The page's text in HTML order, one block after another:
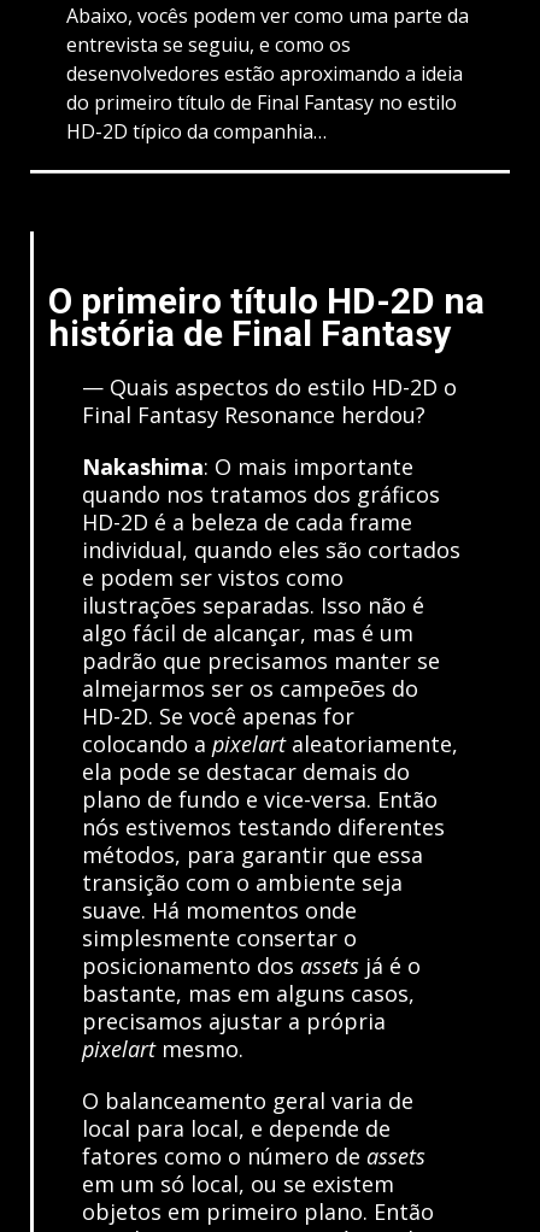
Abaixo, vocês podem ver como uma parte da
entrevista se seguiu, e como os
desenvolvedores estão aproximando a ideia
do primeiro título de Final Fantasy no estilo
HD-2D típico da companhia…
O primeiro título HD-2D na
história de Final Fantasy
— Quais aspectos do estilo HD-2D o
Final Fantasy Resonance herdou?
Nakashima: O mais importante
quando nos tratamos dos gráficos
HD-2D é a beleza de cada frame
individual, quando eles são cortados
e podem ser vistos como
ilustrações separadas. Isso não é
algo fácil de alcançar, mas é um
padrão que precisamos manter se
almejarmos ser os campeões do
HD-2D. Se você apenas for
colocando a pixelart aleatoriamente,
ela pode se destacar demais do
plano de fundo e vice-versa. Então
nós estivemos testando diferentes
métodos, para garantir que essa
transição com o ambiente seja
suave. Há momentos onde
simplesmente consertar o
posicionamento dos assets já é o
bastante, mas em alguns casos,
precisamos ajustar a própria
pixelart mesmo.
O balanceamento geral varia de
local para local, e depende de
fatores como o número de assets
em um só local, ou se existem
objetos em primeiro plano. Então